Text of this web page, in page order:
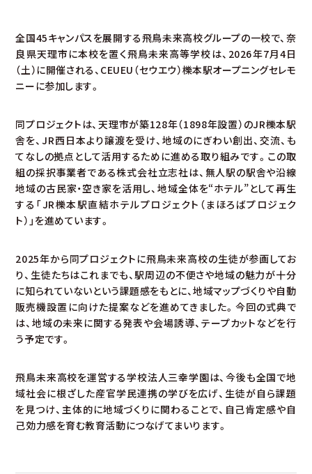
全国45キャンパスを展開する飛鳥未来高校グループの一校で、奈
良県天理市に本校を置く飛鳥未来高等学校は、2026年7月4日
（土）に開催される、CEUEU（セウエウ）櫟本駅オープニングセレモ
ニーに参加します。
同プロジェクトは、天理市が築128年（1898年設置）のJR櫟本駅
舎を、JR西日本より譲渡を受け、地域のにぎわい創出、交流、も
てなしの拠点として活用するために進める取り組みです。この取
組の採択事業者である株式会社立志社は、無人駅の駅舎や沿線
地域の古民家・空き家を活用し、地域全体を“ホテル”として再生
する「JR櫟本駅直結ホテルプロジェクト（まほろばプロジェク
ト）」を進めています。
2025年から同プロジェクトに飛鳥未来高校の生徒が参画してお
り、生徒たちはこれまでも、駅周辺の不便さや地域の魅力が十分
に知られていないという課題感をもとに、地域マップづくりや自動
販売機設置に向けた提案などを進めてきました。今回の式典で
は、地域の未来に関する発表や会場誘導、テープカットなどを行
う予定です。
飛鳥未来高校を運営する学校法人三幸学園は、今後も全国で地
域社会に根ざした産官学民連携の学びを広げ、生徒が自ら課題
を見つけ、主体的に地域づくりに関わることで、自己肯定感や自
己効力感を育む教育活動につなげてまいります。